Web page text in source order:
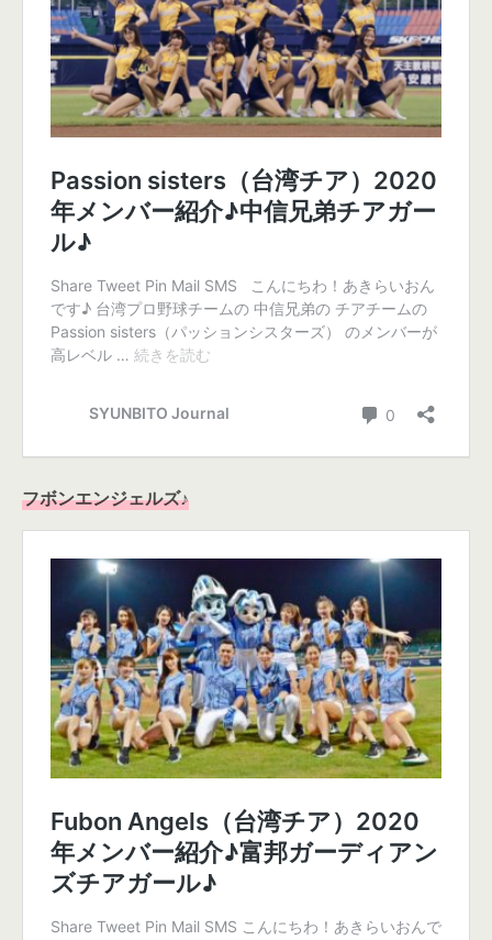
フボンエンジェルズ♪